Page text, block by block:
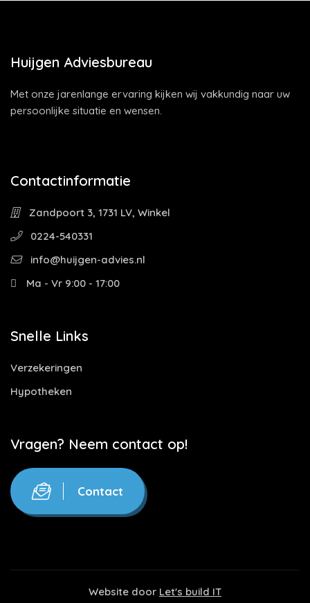
Huijgen Adviesbureau
Met onze jarenlange ervaring kijken wij vakkundig naar uw
persoonlijke situatie en wensen.
Contactinformatie
Zandpoort 3, 1731 LV, Winkel
0224-540331
info@huijgen-advies.nl
Ma - Vr 9:00 - 17:00
Snelle Links
Verzekeringen
Hypotheken
Vragen? Neem contact op!
Contact
Website door Let's build IT